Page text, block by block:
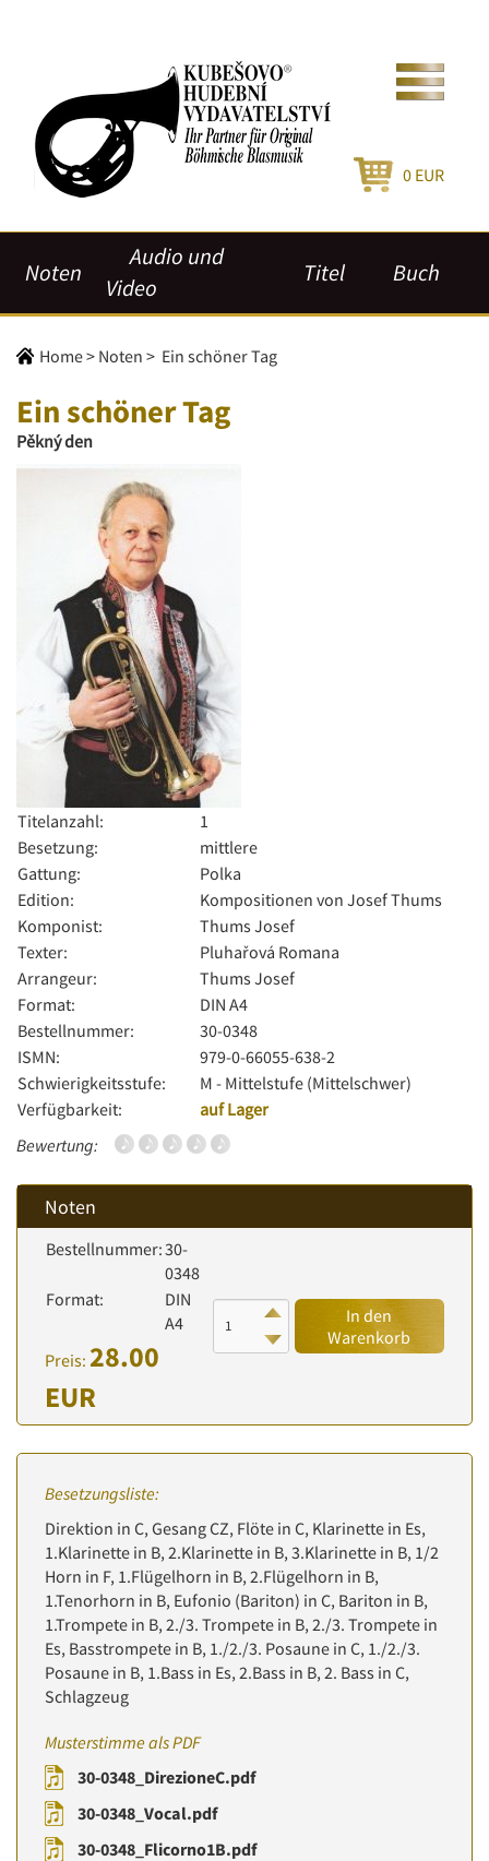
0 EUR
Noten
Audio und
Video
Titel Buch
Home> Noten > Ein schöner Tag
Ein schöner Tag
Pěkný den
Titelanzahl:
1
Besetzung:
mittlere
Gattung:
Polka
Edition:
Kompositionen von Josef Thums
Komponist:
Thums Josef
Texter:
Pluhařová Romana
Arrangeur:
Thums Josef
Format:
DIN A4
Bestellnummer:
30-0348
ISMN:
979-0-66055-638-2
Schwierigkeitsstufe:
M - Mittelstufe (Mittelschwer)
Verfügbarkeit:
auf Lager
Bewertung:
Noten
Bestellnummer:30-
0348
Format:
DIN
A4
Preis: 28.00
EUR
In den
Warenkorb
Besetzungsliste:
Direktion in C, Gesang CZ, Flöte in C, Klarinette in Es,
1.Klarinette in B, 2.Klarinette in B, 3.Klarinette in B, 1/2
Horn in F, 1.Flügelhorn in B, 2.Flügelhorn in B,
1.Tenorhorn in B, Eufonio (Bariton) in C, Bariton in B,
1.Trompete in B, 2./3. Trompete in B, 2./3. Trompete in
Es, Basstrompete in B, 1./2./3. Posaune in C, 1./2./3.
Posaune in B, 1.Bass in Es, 2.Bass in B, 2. Bass in C,
Schlagzeug
Musterstimme als PDF
30-0348_DirezioneC.pdf
30-0348_Vocal.pdf
30-0348_Flicorno1B.pdf